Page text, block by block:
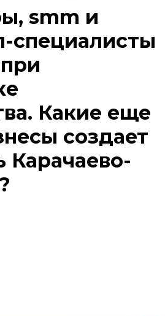
smm и
специалисты
Какие еще
создает